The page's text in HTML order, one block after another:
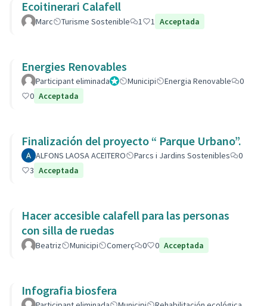
Ecoitinerari Calafell
Marc Turisme Sostenible 1 1 Acceptada
Energies Renovables
Participant eliminadaAdministrador
Municipi Energia Renovable
0
0 Acceptada
Finalización del proyecto “ Parque Urbano”.
ALFONS LAOSA ACEITERO Parcs i Jardins Sostenibles
0
3 Acceptada
Hacer accesible calafell para las personas
con silla de ruedas
Beatriz Municipi Comerç 0 0 Acceptada
Infografia biosfera